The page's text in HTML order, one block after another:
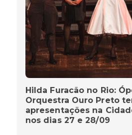
Hilda Furacão no Rio:
Orquestra Ouro Preto
apresentações na
nos dias 27 e 28/09